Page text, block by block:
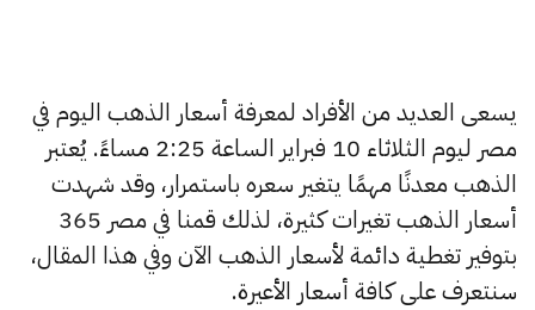
يسعى العديد من الأفراد لمعرفة أسعار الذهب اليوم في
مصر ليوم الثلاثاء 10 فبراير الساعة 2:25 مساءً. يُعتبر
الذهب معدنًا مهمًا يتغير سعره باستمرار، وقد شهدت
أسعار الذهب تغيرات كثيرة، لذلك قمنا في مصر 365
بتوفير تغطية دائمة لأسعار الذهب الآن وفي هذا المقال،
سنتعرف على كافة أسعار الأعيرة.